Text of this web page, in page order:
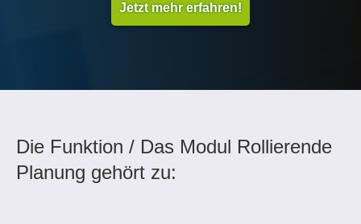
Jetzt mehr erfahren!
Die Funktion / Das Modul Rollierende
Planung gehört zu: